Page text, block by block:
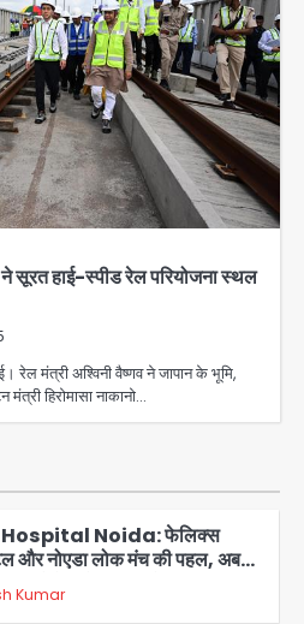
सूरत हाई-स्पीड रेल परियोजना स्थल
मंत्री अश्विनी वैष्णव ने जापान के भूमि,
हिरोमासा नाकानो…
Authority: कर्तव्यनिष्ठा की
बारिश के बीच नोएडा
ने संभाला मोर्चा, सेक्टर 105
ने जताया आभार
Kumar
Pakistan: मक्का में सऊदी,
पाकिस्तान का साझा रक्षा समझौता,
मायने
Kumar
Noida (Badalpur):
दुकान में , ड्राइवर की मौत
Kumar
Rashidi’s controversial:
Noida: फेलिक्स
और नोएडा लोक मंच की पहल, अब
रुपये में मिलेगी 24 घंटे ऑनलाइन
सुविधा
Kumar